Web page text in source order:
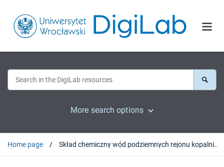
More search options
Home page Skład chemiczny wód podziemnych rejonu kopalni Bogdanka (LZW) jako wynik zanieczyszczenia czy mieszania się wód różnych poziomów